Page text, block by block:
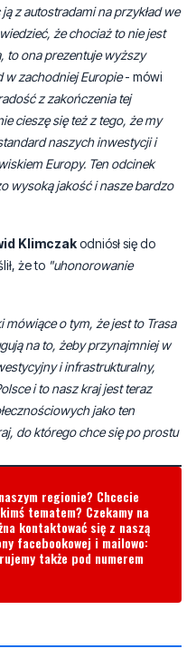
z autostradami na przykład we
że chociaż to nie jest
to ona prezentuje wyższy
w zachodniej Europie- mówi
z zakończenia tej
cieszę się też z tego, że my
naszych inwestycji i
Europy. Ten odcinek
wysoką jakość i nasze bardzo
Klimczakodniósł się do
że to "uhonorowanie
mówiące o tym, że jest to Trasa
na to, żeby przynajmniej w
i infrastrukturalny,
i to nasz kraj jest teraz
jako ten
do którego chce się po prostu
regionie? Chcecie
tematem? Czekamy na
kontaktować się z naszą
facebookowej i mailowo:
także pod numerem